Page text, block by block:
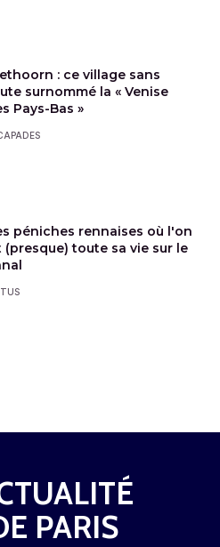
: ce village sans
surnommé la « Venise
Pays-Bas »
péniches rennaises où l'on
(presque) toute sa vie sur le
PARIS